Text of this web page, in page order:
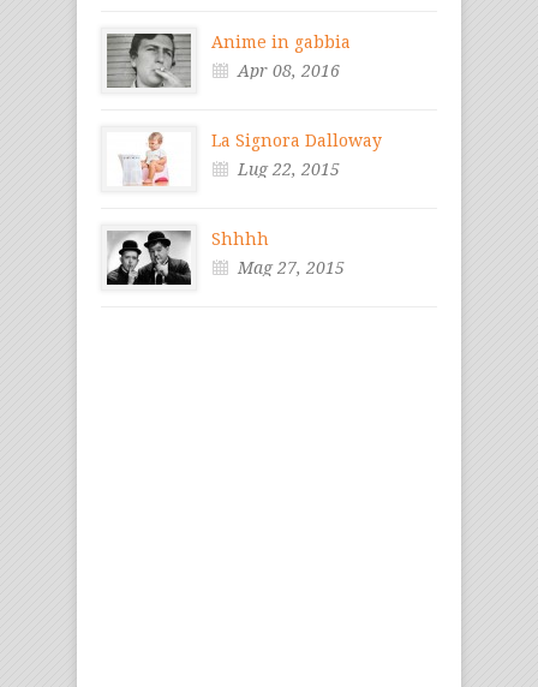
Anime in gabbia
Apr 08, 2016
La Signora Dalloway
Lug 22, 2015
Shhhh
Mag 27, 2015